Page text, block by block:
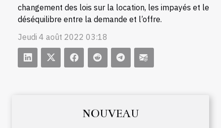
NOUVEAU
changement des lois sur la location, les impayés et le
déséquilibre entre la demande et l’offre.
Jeudi 4 août 2022 03:18